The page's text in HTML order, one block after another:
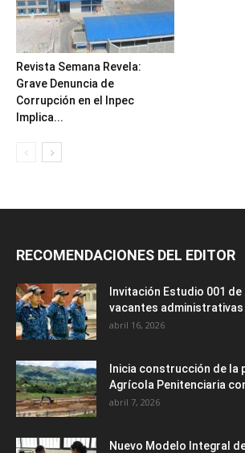
Revista Semana Revela:
Grave Denuncia de
Corrupción en el Inpec
Implica...
RECOMENDACIONES DEL EDITOR
Invitación Estudio 001
vacantes administrativas
abril 16, 2026
Inicia construcción de la
Agrícola Penitenciaria
abril 7, 2026
Nuevo Modelo Integral